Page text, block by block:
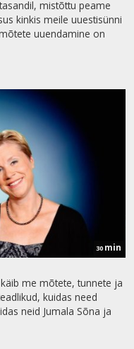
mistõttu peame
kinkis meile uuestisünni
uuendamine on
30 min
me mõtete, tunnete ja
kuidas need
neid Jumala Sõna ja